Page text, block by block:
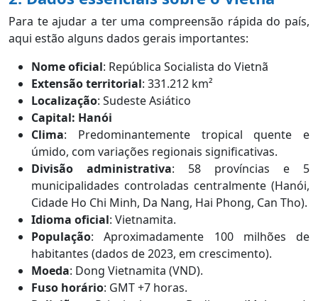
Para te ajudar a ter uma compreensão rápida do país,
aqui estão alguns dados gerais importantes:
Nome oficial: República Socialista do Vietnã
Extensão territorial: 331.212 km²
Localização: Sudeste Asiático
Capital: Hanói
Clima: Predominantemente tropical quente e
úmido, com variações regionais significativas.
Divisão administrativa: 58 províncias e 5
municipalidades controladas centralmente (Hanói,
Cidade Ho Chi Minh, Da Nang, Hai Phong, Can Tho).
Idioma oficial: Vietnamita.
População: Aproximadamente 100 milhões de
habitantes (dados de 2023, em crescimento).
Moeda: Dong Vietnamita (VND).
Fuso horário: GMT +7 horas.